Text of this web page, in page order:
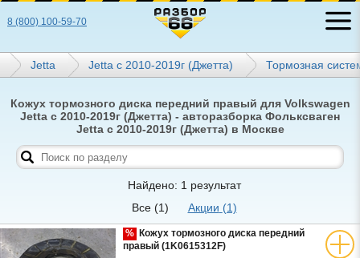
8 (800) 100-59-70
Jetta Jetta с 2010-2019г (Джетта) Тормозная
Кожух тормозного диска передний правый для Volkswagen
Jetta с 2010-2019г (Джетта) - авторазборка Фольксваген
Jetta с 2010-2019г (Джетта) в Москве
Найдено: 1 результат
Все (1) Акции (1)
% Кожух тормозного диска передний
правый (1K0615312F)